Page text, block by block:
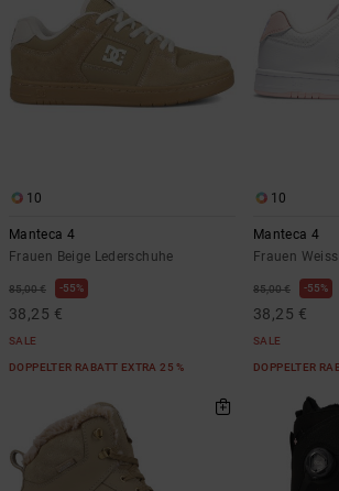
10
Manteca 4
Frauen Beige Lederschuhe
85,00 € 55%
38,25 €
SALE
DOPPELTER RABATT EXTRA 25 %
10
Manteca 4
Frauen
85,00 € 55%
38,25 €
SALE
DOPPELTER